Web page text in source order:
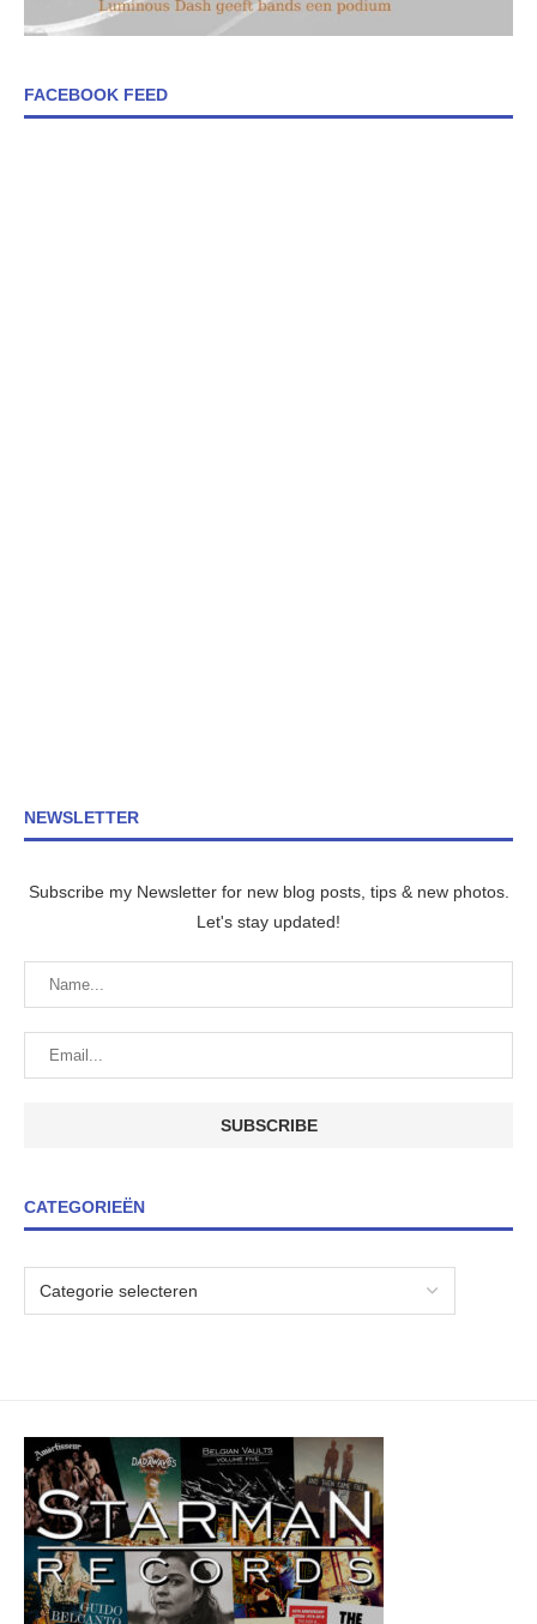
FACEBOOK FEED
NEWSLETTER
Subscribe my Newsletter for new blog posts, tips & new photos.
Let's stay updated!
CATEGORIEËN